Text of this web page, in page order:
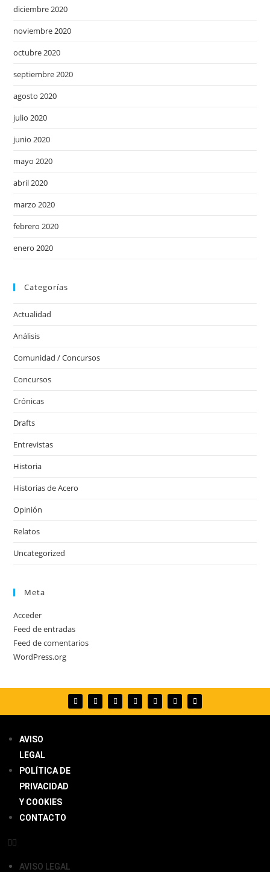
diciembre 2020
noviembre 2020
octubre 2020
septiembre 2020
agosto 2020
julio 2020
junio 2020
mayo 2020
abril 2020
marzo 2020
febrero 2020
enero 2020
Categorías
Actualidad
Análisis
Comunidad / Concursos
Concursos
Crónicas
Drafts
Entrevistas
Historia
Historias de Acero
Opinión
Relatos
Uncategorized
Meta
Acceder
Feed de entradas
Feed de comentarios
WordPress.org
AVISO
LEGAL
POLÍTICA DE
PRIVACIDAD
Y COOKIES
CONTACTO
AVISO LEGAL